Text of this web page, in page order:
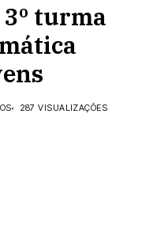
turma
287 VISUALIZAÇÕES